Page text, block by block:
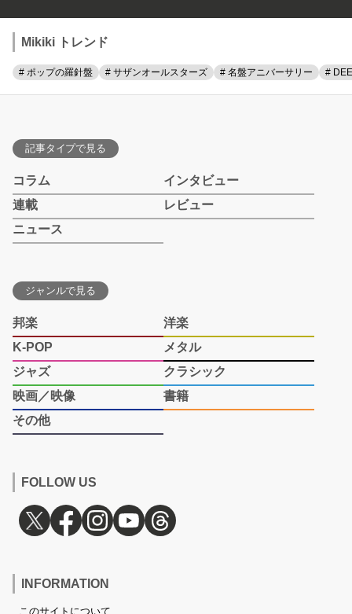
Mikiki トレンド
# ポップの羅針盤 # サザンオールスターズ # 名盤アニバーサリー #
記事タイプで見る
コラム
インタビュー
連載
レビュー
ニュース
ジャンルで見る
邦楽
洋楽
K-POP
メタル
ジャズ
クラシック
映画／映像
書籍
その他
FOLLOW US
INFORMATION
このサイトについて